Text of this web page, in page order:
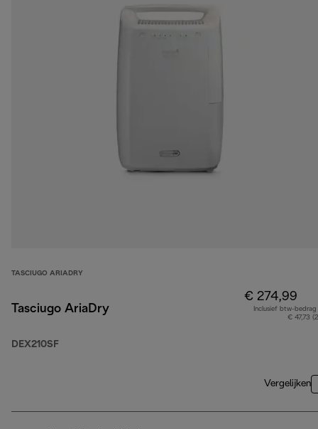
TASCIUGO ARIADRY
Tasciugo AriaDry
DEX210SF
€ 274,99
Inclusief btw-bedrag
€ 47,73
Vergelijken